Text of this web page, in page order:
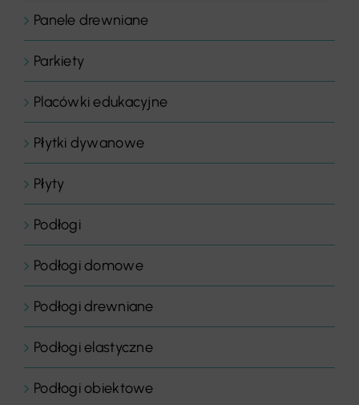
Panele drewniane
Parkiety
Placówki edukacyjne
Płytki dywanowe
Płyty
Podłogi
Podłogi domowe
Podłogi drewniane
Podłogi elastyczne
Podłogi obiektowe